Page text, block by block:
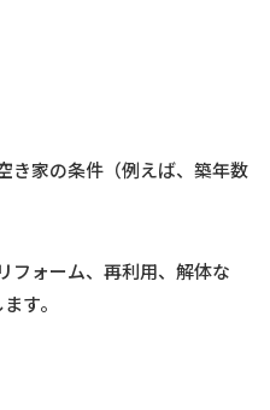
き家の条件（例えば、築年数
フォーム、再利用、解体な
す。